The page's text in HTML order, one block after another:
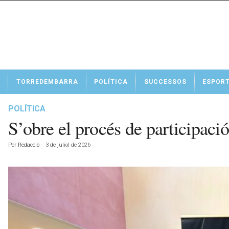
t
TORREDEMBARRA POLÍTICA SUCCESSOS
POLÍTICA
S’obre el procés de
Por Redacció - 3 de juliol de 2026